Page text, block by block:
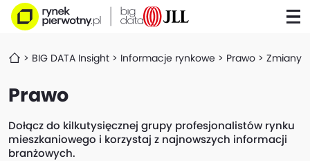
BIG DATA Insight Informacje rynkowe Prawo Zmiany
Prawo
Dołącz do kilkutysięcznej grupy profesjonalistów rynku
mieszkaniowego i korzystaj z najnowszych informacji
branżowych.